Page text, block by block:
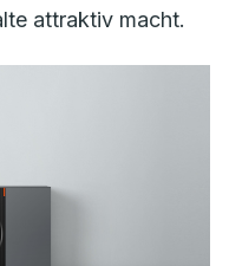
attraktiv macht.